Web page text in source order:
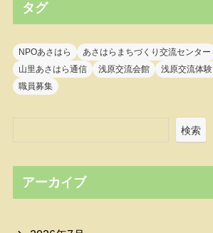
タグ
NPOあさはら あさはらまちづくり交流センター
山里あさはら通信
浅原交流会館 浅原交流体験
職員募集
検索
アーカイブ